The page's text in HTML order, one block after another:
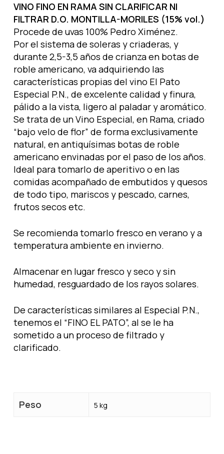
VINO FINO EN RAMA SIN CLARIFICAR NI
FILTRAR D.O. MONTILLA-MORILES (15% vol.)
Procede de uvas 100% Pedro Ximénez.
Por el sistema de soleras y criaderas, y
durante 2,5-3,5 años de crianza en botas de
roble americano, va adquiriendo las
características propias del vino El Pato
Especial P.N., de excelente calidad y finura,
pálido a la vista, ligero al paladar y aromático.
Se trata de un Vino Especial, en Rama, criado
“bajo velo de flor” de forma exclusivamente
natural, en antiquísimas botas de roble
americano envinadas por el paso de los años.
Ideal para tomarlo de aperitivo o en las
comidas acompañado de embutidos y quesos
de todo tipo, mariscos y pescado, carnes,
frutos secos etc.
Se recomienda tomarlo fresco en verano y a
temperatura ambiente en invierno.
Almacenar en lugar fresco y seco y sin
humedad, resguardado de los rayos solares.
De características similares al Especial P.N.,
tenemos el “FINO EL PATO”, al se le ha
sometido a un proceso de filtrado y
clarificado.
Peso 5 kg